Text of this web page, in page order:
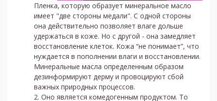
Пленка, которую образует минеральное масло
имеет "две стороны медали". С одной стороны
она действительно позволяет влаге дольше
удержаться в коже. Но с другой - она замедляет
восстановление клеток. Кожа “не понимает”, что
нуждается в пополнении влаги и восстановлении.
Минеральные масла определенным образом
дезинформируют дерму и провоцируют сбой
важных природных процессов.
Оно является комедогенным продуктом. То